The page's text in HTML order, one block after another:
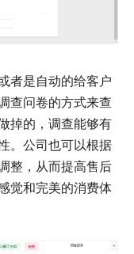
者是自动的给客户
查问卷的方式来查
掉的，调查能够有
。公司也可以根据
整，从而提高售后
觉和完美的消费体